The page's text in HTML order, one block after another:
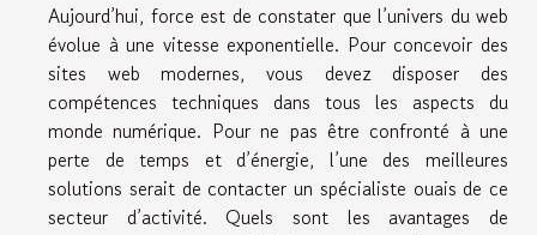
Aujourd’hui, force est de constater que l’univers du web
évolue à une vitesse exponentielle. Pour concevoir des
sites web modernes, vous devez disposer des
compétences techniques dans tous les aspects du
monde numérique. Pour ne pas être confronté à une
perte de temps et d’énergie, l’une des meilleures
solutions serait de contacter un spécialiste ouais de ce
secteur d’activité. Quels sont les avantages de